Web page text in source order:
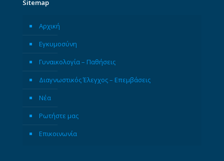
Sitemap
Αρχική
Εγκυμοσύνη
Γυναικολογία – Παθήσεις
Διαγνωστικός Έλεγχος – Επεμβάσεις
Νέα
Ρωτήστε μας
Επικοινωνία